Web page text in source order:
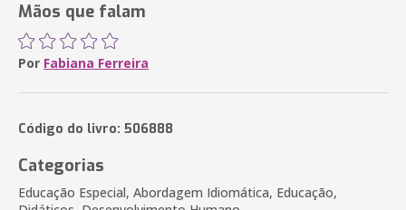
Mãos que falam
Por Fabiana Ferreira
Código do livro: 506888
Categorias
Educação Especial, Abordagem Idiomática, Educação,